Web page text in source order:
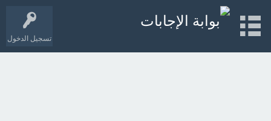
تسجيل الدخول